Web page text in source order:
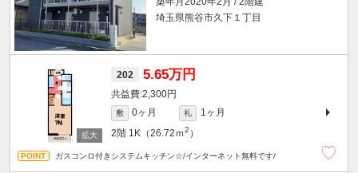
埼玉県熊谷市久下１丁目
202 5.65万円
2,300円
敷 0ヶ月 礼
1ヶ月
2階 1K（26.72ｍ2 ）
ガスコンロ付きシステムキッチン☆/インターネット無料です/